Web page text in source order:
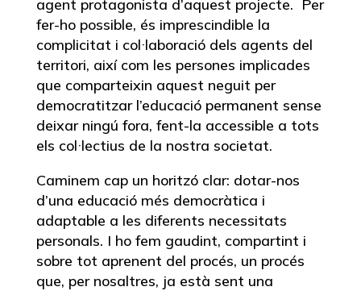
agent protagonista d’aquest projecte. Per
fer-ho possible, és imprescindible la
complicitat i col·laboració dels agents del
territori, així com les persones implicades
que comparteixin aquest neguit per
democratitzar l’educació permanent sense
deixar ningú fora, fent-la accessible a tots
els col·lectius de la nostra societat.
Caminem cap un horitzó clar: dotar-nos
d’una educació més democràtica i
adaptable a les diferents necessitats
personals. I ho fem gaudint, compartint i
sobre tot aprenent del procés, un procés
que, per nosaltres, ja està sent una